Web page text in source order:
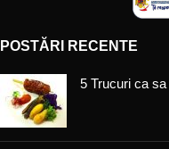
POSTĂRI RECENTE
5 Trucuri ca